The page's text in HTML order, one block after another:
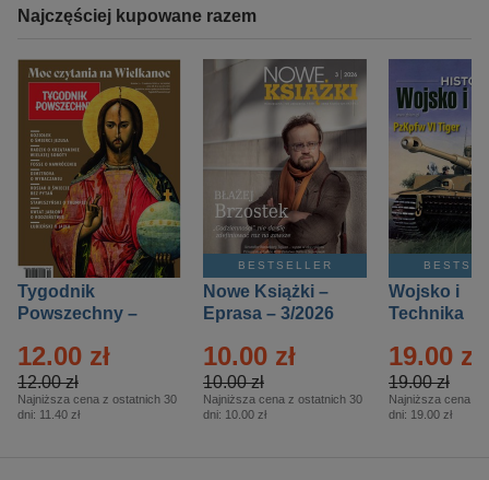
Najczęściej kupowane razem
Tygodnik
Powszechny –
12.00 zł
12.00 zł
Najniższa cena z ostatnich 30
dni: 11.40 zł
BESTSELLER
Nowe Książki –
Eprasa – 3/2026
10.00 zł
10.00 zł
Najniższa cena z ostatnich 30
dni: 10.00 zł
Wojsko i
Technika
– 2/2026
19.00 zł
19.00 zł
Najniższa cena z
dni: 19.00 zł